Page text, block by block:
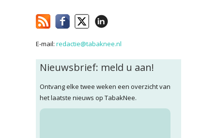
E-mail: redactie@tabaknee.nl
Nieuwsbrief: meld u aan!
Ontvang elke twee weken een overzicht van
het laatste nieuws op TabakNee.